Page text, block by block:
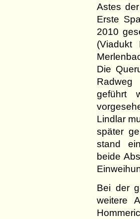
Astes
Erste
2010
(Viadukt
Die
Radweg
geführt
Lindlar
später
stand
beide
Bei der
weitere